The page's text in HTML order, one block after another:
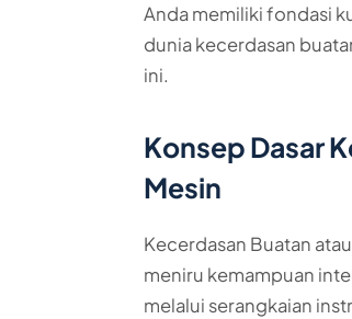
Anda memiliki fondasi
dunia kecerdasan
ini.
Konsep Dasar
Mesin
Kecerdasan Buatan
meniru kemampuan
melalui serangkaian